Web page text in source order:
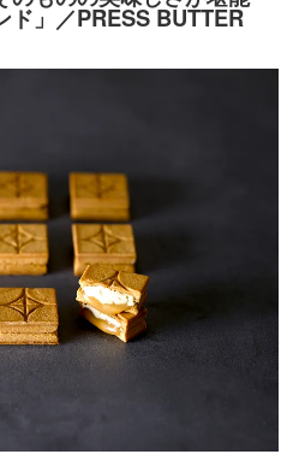
ド」／PRESS BUTTER